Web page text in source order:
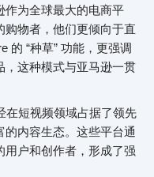
作为全球最大的电商平
购物者，他们更倾向于直
的 “种草” 功能，更强调
，这种模式与亚马逊一贯
在短视频领域占据了领先
内容生态。这些平台通
户和创作者，形成了强